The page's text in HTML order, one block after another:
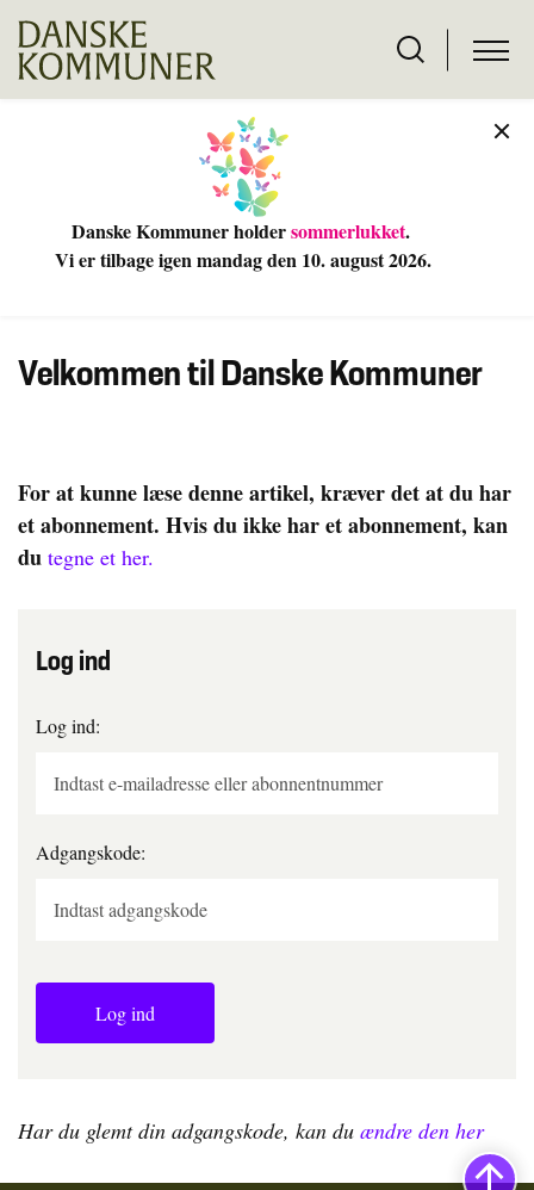
Danske Kommuner holdersommerlukket.
Vi er tilbage igen mandag den 10. august 2026.
Velkommen til Danske Kommuner
For at kunne læse denne artikel, kræver det at du har
et abonnement. Hvis du ikke har et abonnement, kan
du tegne et her.
Log ind
Log ind:
Adgangskode:
Log ind
Har du glemt din adgangskode, kan du ændre den her